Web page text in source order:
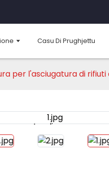
Casu Di Prughjettu
per l'asciugatura di
Loading...
Loading...